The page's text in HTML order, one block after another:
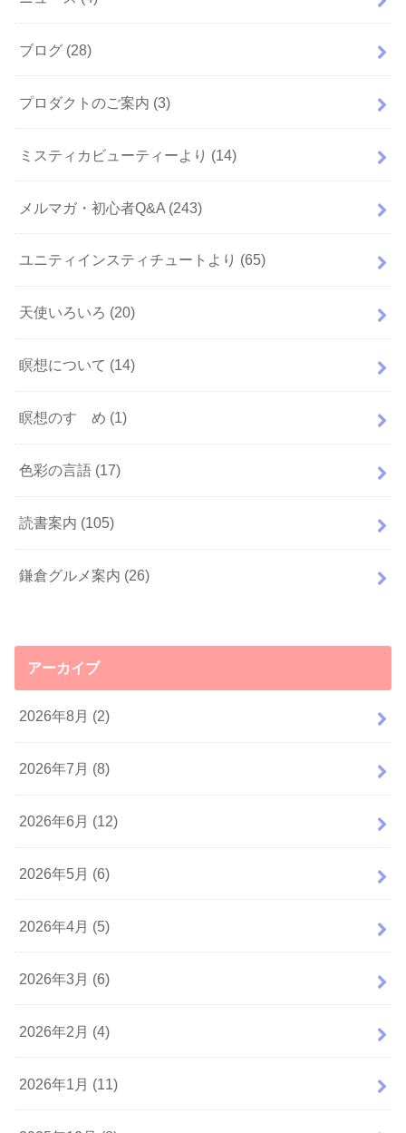
ブログ (28)
プロダクトのご案内 (3)
ミスティカビューティーより (14)
メルマガ・初心者Q&A (243)
ユニティインスティチュートより (65)
天使いろいろ (20)
瞑想について (14)
瞑想のすゝめ (1)
色彩の言語 (17)
読書案内 (105)
鎌倉グルメ案内 (26)
アーカイブ
2026年8月 (2)
2026年7月 (8)
2026年6月 (12)
2026年5月 (6)
2026年4月 (5)
2026年3月 (6)
2026年2月 (4)
2026年1月 (11)